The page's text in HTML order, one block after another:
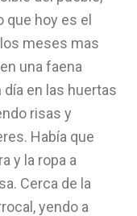
que hoy es el
meses mas
una faena
día en las huertas
risas y
Había que
y la ropa a
Cerca de la
yendo a